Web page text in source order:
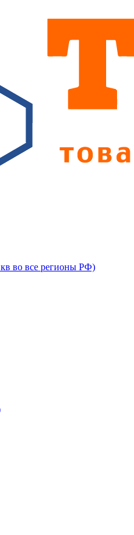
во все регионы РФ)